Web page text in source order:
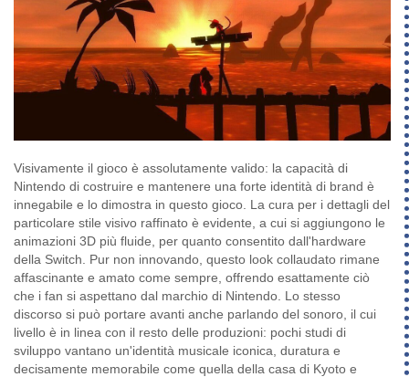
Visivamente il gioco è assolutamente valido: la capacità di
Nintendo di costruire e mantenere una forte identità di brand è
innegabile e lo dimostra in questo gioco. La cura per i dettagli del
particolare stile visivo raffinato è evidente, a cui si aggiungono le
animazioni 3D più fluide, per quanto consentito dall'hardware
della Switch. Pur non innovando, questo look collaudato rimane
affascinante e amato come sempre, offrendo esattamente ciò
che i fan si aspettano dal marchio di Nintendo. Lo stesso
discorso si può portare avanti anche parlando del sonoro, il cui
livello è in linea con il resto delle produzioni: pochi studi di
sviluppo vantano un'identità musicale iconica, duratura e
decisamente memorabile come quella della casa di Kyoto e